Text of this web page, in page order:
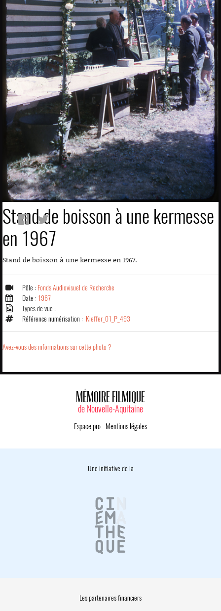
Stand de boisson à une kermesse
en 1967
Stand de boisson à une kermesse en 1967.
Pôle : Fonds Audiovisuel de Recherche
Date : 1967
Types de vue :
Référence numérisation : Kieffer_01_P_493
Avez-vous des informations sur cette photo ?
MÉMOIRE FILMIQUE
de Nouvelle-Aquitaine
Espace pro- Mentions légales
Une initiative de la
Les partenaires financiers